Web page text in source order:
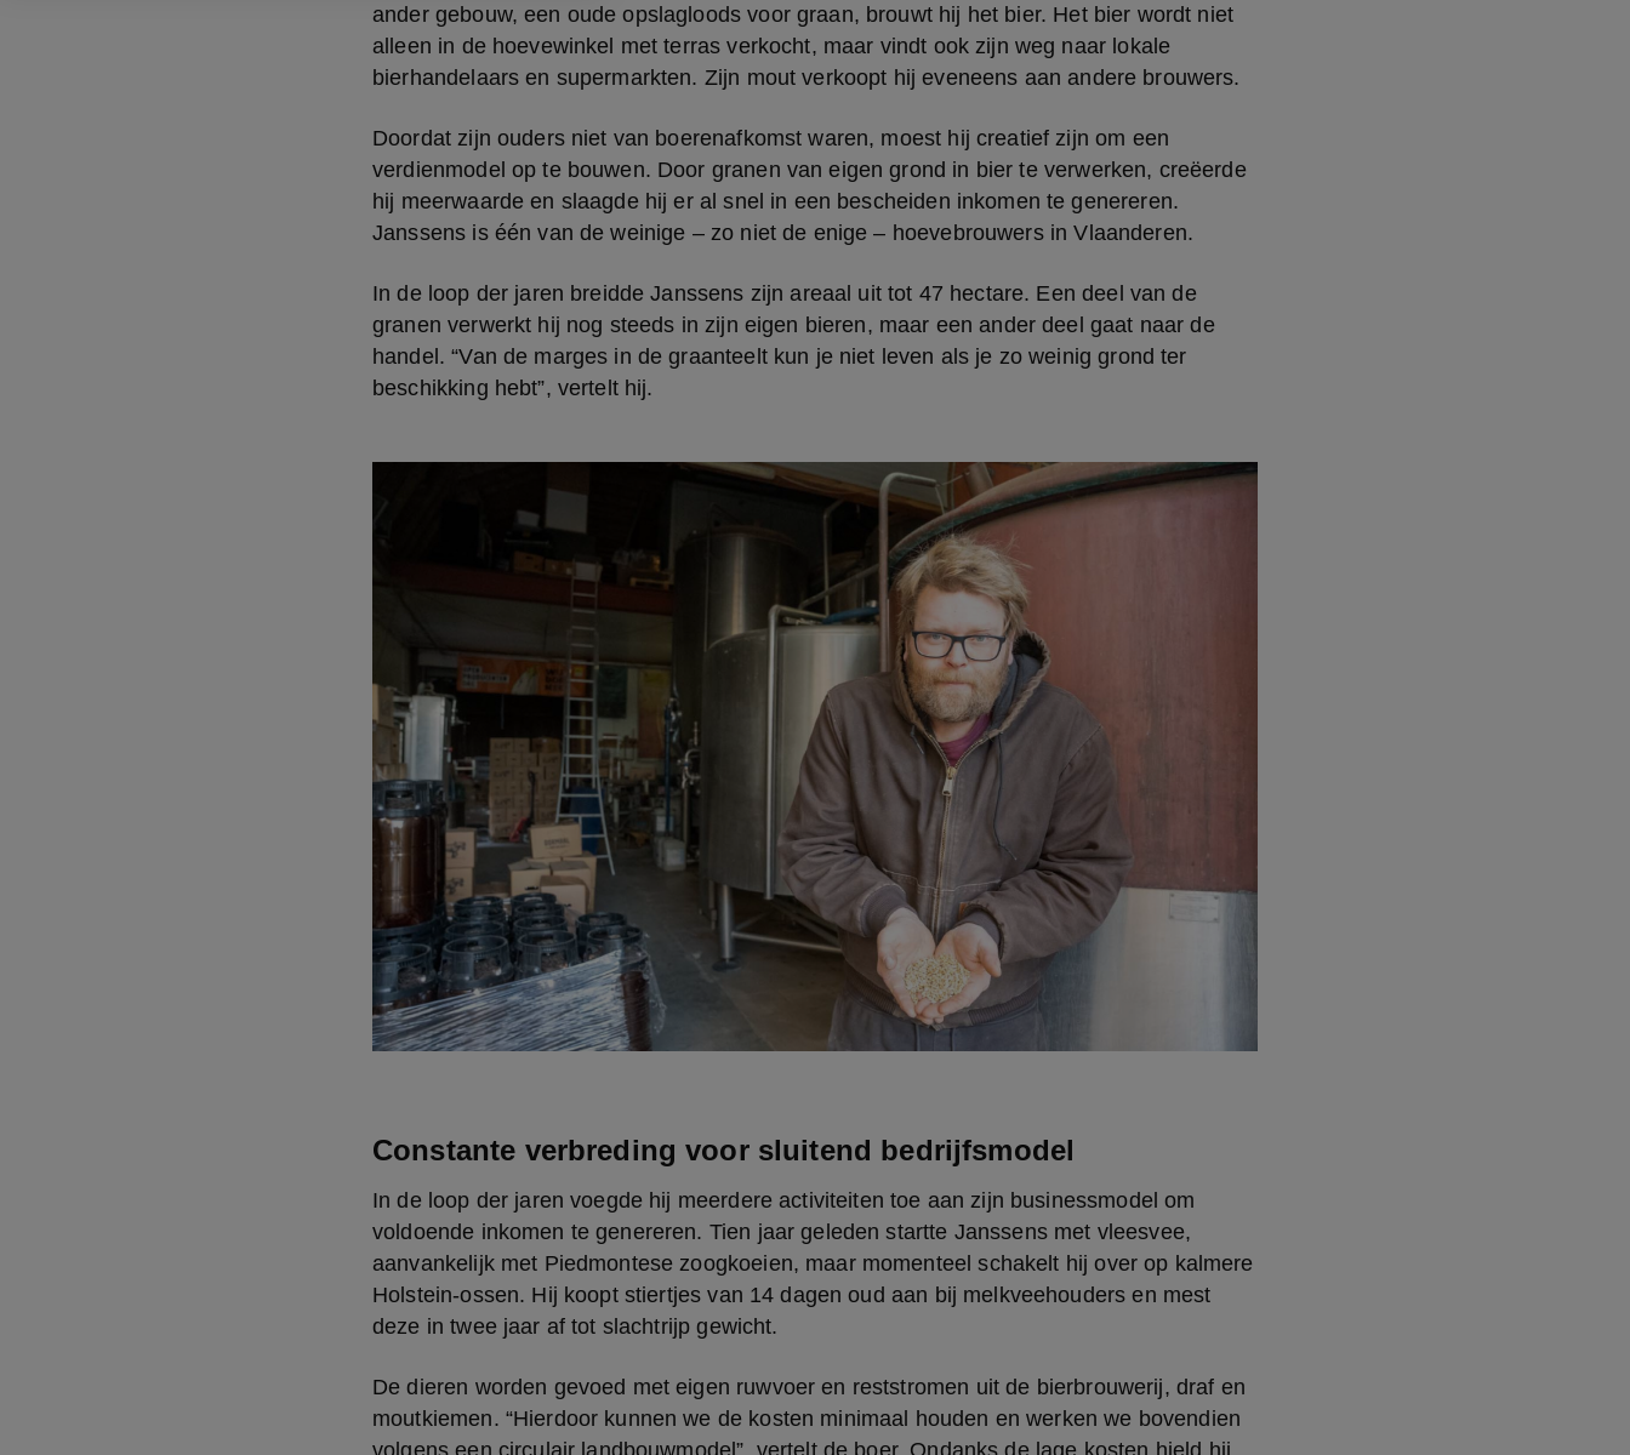
ander gebouw, een oude opslagloods voor graan, brouwt hij het bier. Het bier wordt niet
alleen in de hoevewinkel met terras verkocht, maar vindt ook zijn weg naar lokale
bierhandelaars en supermarkten. Zijn mout verkoopt hij eveneens aan andere brouwers.
Doordat zijn ouders niet van boerenafkomst waren, moest hij creatief zijn om een
verdienmodel op te bouwen. Door granen van eigen grond in bier te verwerken, creëerde
hij meerwaarde en slaagde hij er al snel in een bescheiden inkomen te genereren.
Janssens is één van de weinige – zo niet de enige – hoevebrouwers in Vlaanderen.
In de loop der jaren breidde Janssens zijn areaal uit tot 47 hectare. Een deel van de
granen verwerkt hij nog steeds in zijn eigen bieren, maar een ander deel gaat naar de
handel. “Van de marges in de graanteelt kun je niet leven als je zo weinig grond ter
beschikking hebt”, vertelt hij.
Constante verbreding voor sluitend bedrijfsmodel
In de loop der jaren voegde hij meerdere activiteiten toe aan zijn businessmodel om
voldoende inkomen te genereren. Tien jaar geleden startte Janssens met vleesvee,
aanvankelijk met Piedmontese zoogkoeien, maar momenteel schakelt hij over op kalmere
Holstein-ossen. Hij koopt stiertjes van 14 dagen oud aan bij melkveehouders en mest
deze in twee jaar af tot slachtrijp gewicht.
De dieren worden gevoed met eigen ruwvoer en reststromen uit de bierbrouwerij, draf en
moutkiemen. “Hierdoor kunnen we de kosten minimaal houden en werken we bovendien